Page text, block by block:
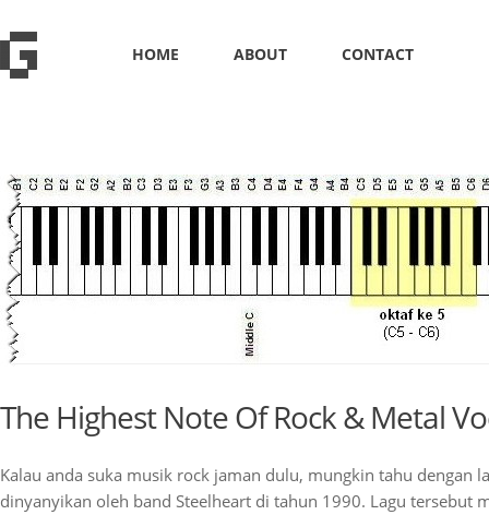
HOME ABOUT CONTACT
The Highest Note Of Rock & Metal
Kalau anda suka musik rock jaman dulu, mungkin tahu dengan
dinyanyikan oleh band Steelheart di tahun 1990. Lagu tersebut